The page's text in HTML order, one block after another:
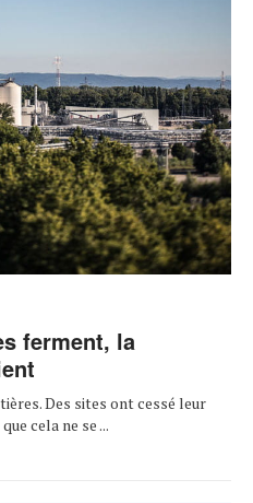
ferment, la
Des sites ont cessé leur
cela ne se ...